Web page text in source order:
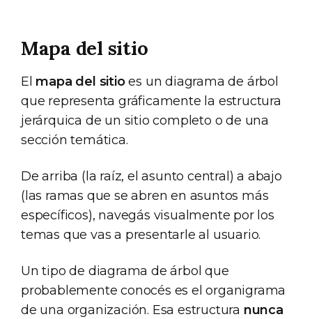
Mapa del sitio
El mapa del sitioes un diagrama de árbol
que representa gráficamente la estructura
jerárquica de un sitio completo o de una
sección temática.
De arriba (la raíz, el asunto central) a abajo
(las ramas que se abren en asuntos más
específicos), navegás visualmente por los
temas que vas a presentarle al usuario.
Un tipo de diagrama de árbol que
probablemente conocés es el organigrama
de una organización. Esa estructura nunca